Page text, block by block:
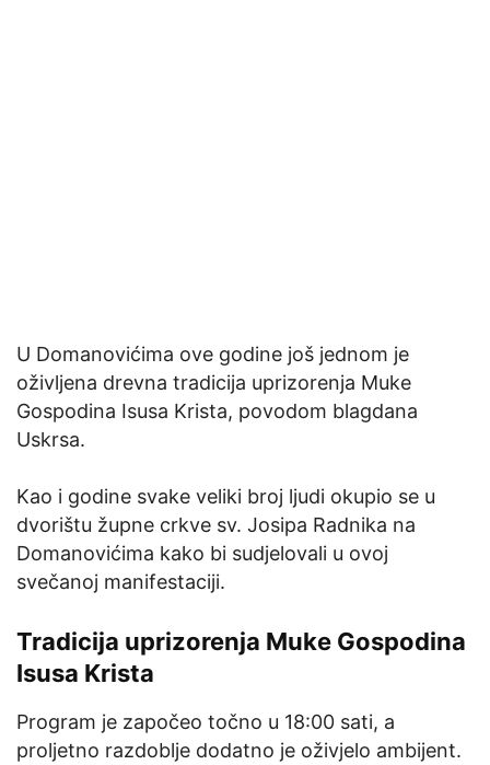
U Domanovićima ove godine još jednom je
oživljena drevna tradicija uprizorenja Muke
Gospodina Isusa Krista, povodom blagdana
Uskrsa.
Kao i godine svake veliki broj ljudi okupio se u
dvorištu župne crkve sv. Josipa Radnika na
Domanovićima kako bi sudjelovali u ovoj
svečanoj manifestaciji.
Tradicija uprizorenja Muke Gospodina
Isusa Krista
Program je započeo točno u 18:00 sati, a
proljetno razdoblje dodatno je oživjelo ambijent.